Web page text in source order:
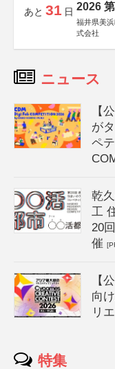
あと 31 日 2026
福井県美
式会社
ニュース
【
が
ペ
乾
工
20
催
【
向
リ
特集